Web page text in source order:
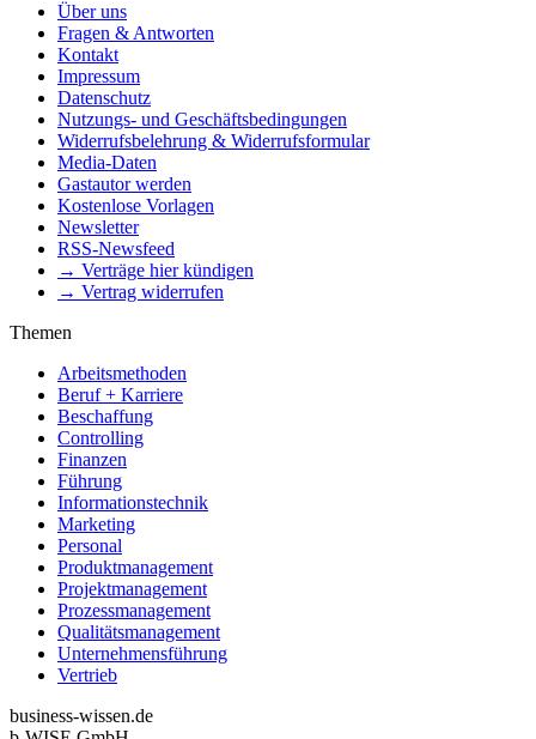
Über uns
Fragen & Antworten
Kontakt
Impressum
Datenschutz
Nutzungs- und Geschäftsbedingungen
Widerrufsbelehrung & Widerrufsformular
Media-Daten
Gastautor werden
Kostenlose Vorlagen
Newsletter
RSS-Newsfeed
→ Verträge hier kündigen
→ Vertrag widerrufen
Themen
Arbeitsmethoden
Beruf + Karriere
Beschaffung
Controlling
Finanzen
Führung
Informationstechnik
Marketing
Personal
Produktmanagement
Projektmanagement
Prozessmanagement
Qualitätsmanagement
Unternehmensführung
Vertrieb
business-wissen.de